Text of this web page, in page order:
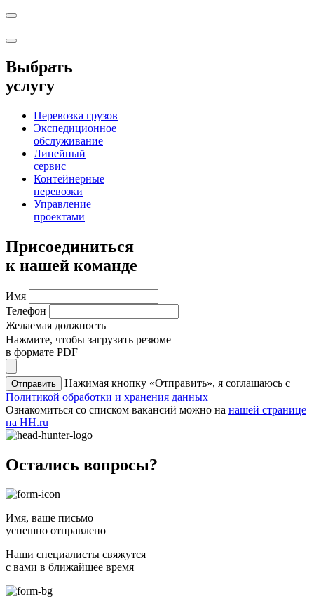
Выбрать
услугу
Перевозка грузов
Экспедиционное
обслуживание
Линейный
сервис
Контейнерные
перевозки
Управление
проектами
Присоединиться
к нашей команде
Имя
Телефон
Желаемая должность
Нажмите, чтобы загрузить резюме
в формате PDF
Отправить
Нажимая кнопку «Отправить», я соглашаюсь с
Политикой обработки и хранения данных
Ознакомиться со списком вакансий можно на нашей странице
на HH.ru
Остались вопросы?
Имя, ваше письмо
успешно отправлено
Наши специалисты свяжутся
с вами в ближайшее время